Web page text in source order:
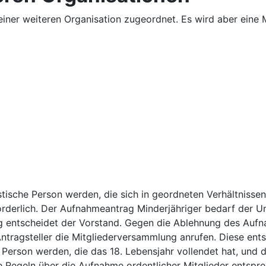
weiteren Organisation zugeordnet. Es wird aber
Person werden, die sich in geordneten
Der Aufnahmeantrag Minderjähriger bedarf der
der Vorstand. Gegen die Ablehnung des
die Mitgliederversammlung anrufen. Diese
werden, die das 18. Lebensjahr vollendet hat, und